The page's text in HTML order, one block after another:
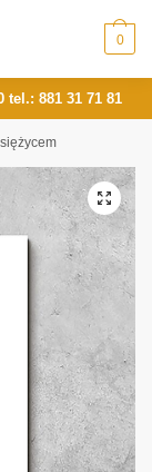
0
tel.: 881 31 71 81